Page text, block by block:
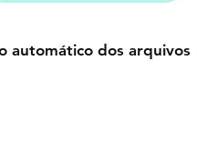
automático dos arquivos